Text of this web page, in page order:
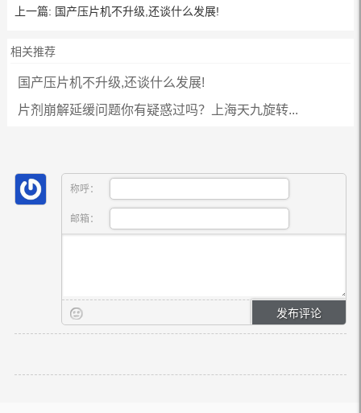
上一篇: 国产压片机不升级,还谈什么发展!
相关推荐
国产压片机不升级,还谈什么发展!
片剂崩解延缓问题你有疑惑过吗？上海天九旋转...
称呼：
邮箱：